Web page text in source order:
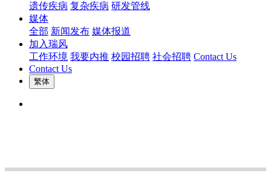
遗传疾病 复杂疾病 研发管线
媒体
全部 新闻发布 媒体报道
加入瑞风
工作环境 我要内推 校园招聘 社会招聘 Contact Us
Contact Us
繁体